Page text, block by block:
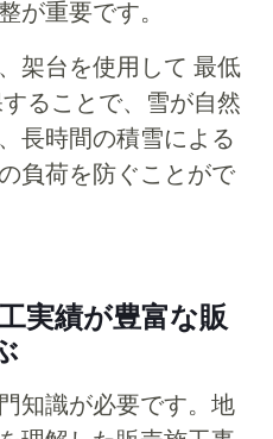
が重要です。
架台を使用して 最低
ることで、雪が自然
長時間の積雪による
負荷を防ぐことがで
実績が豊富な販
知識が必要です。地